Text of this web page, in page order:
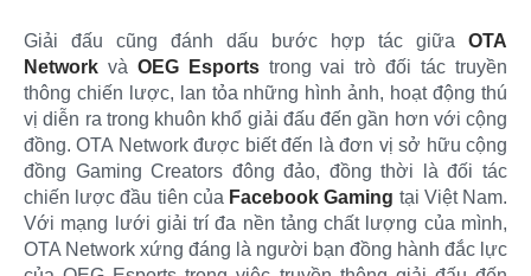
Giải đấu cũng đánh dấu bước hợp tác giữa OTA
Network và OEG Esportstrong vai trò đối tác truyền
thông chiến lược, lan tỏa những hình ảnh, hoạt động thú
vị diễn ra trong khuôn khổ giải đấu đến gần hơn với cộng
đồng. OTA Network được biết đến là đơn vị sở hữu cộng
đồng Gaming Creators đông đảo, đồng thời là đối tác
chiến lược đầu tiên của Facebook Gaming tại Việt Nam.
Với mạng lưới giải trí đa nền tảng chất lượng của mình,
OTA Network xứng đáng là người bạn đồng hành đắc lực